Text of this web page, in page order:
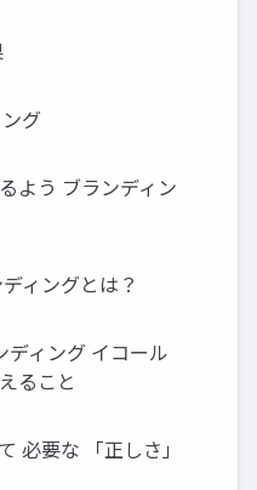
グ
よう ブランディン
ィングとは？
ディング イコール
ること
必要な 「正しさ」